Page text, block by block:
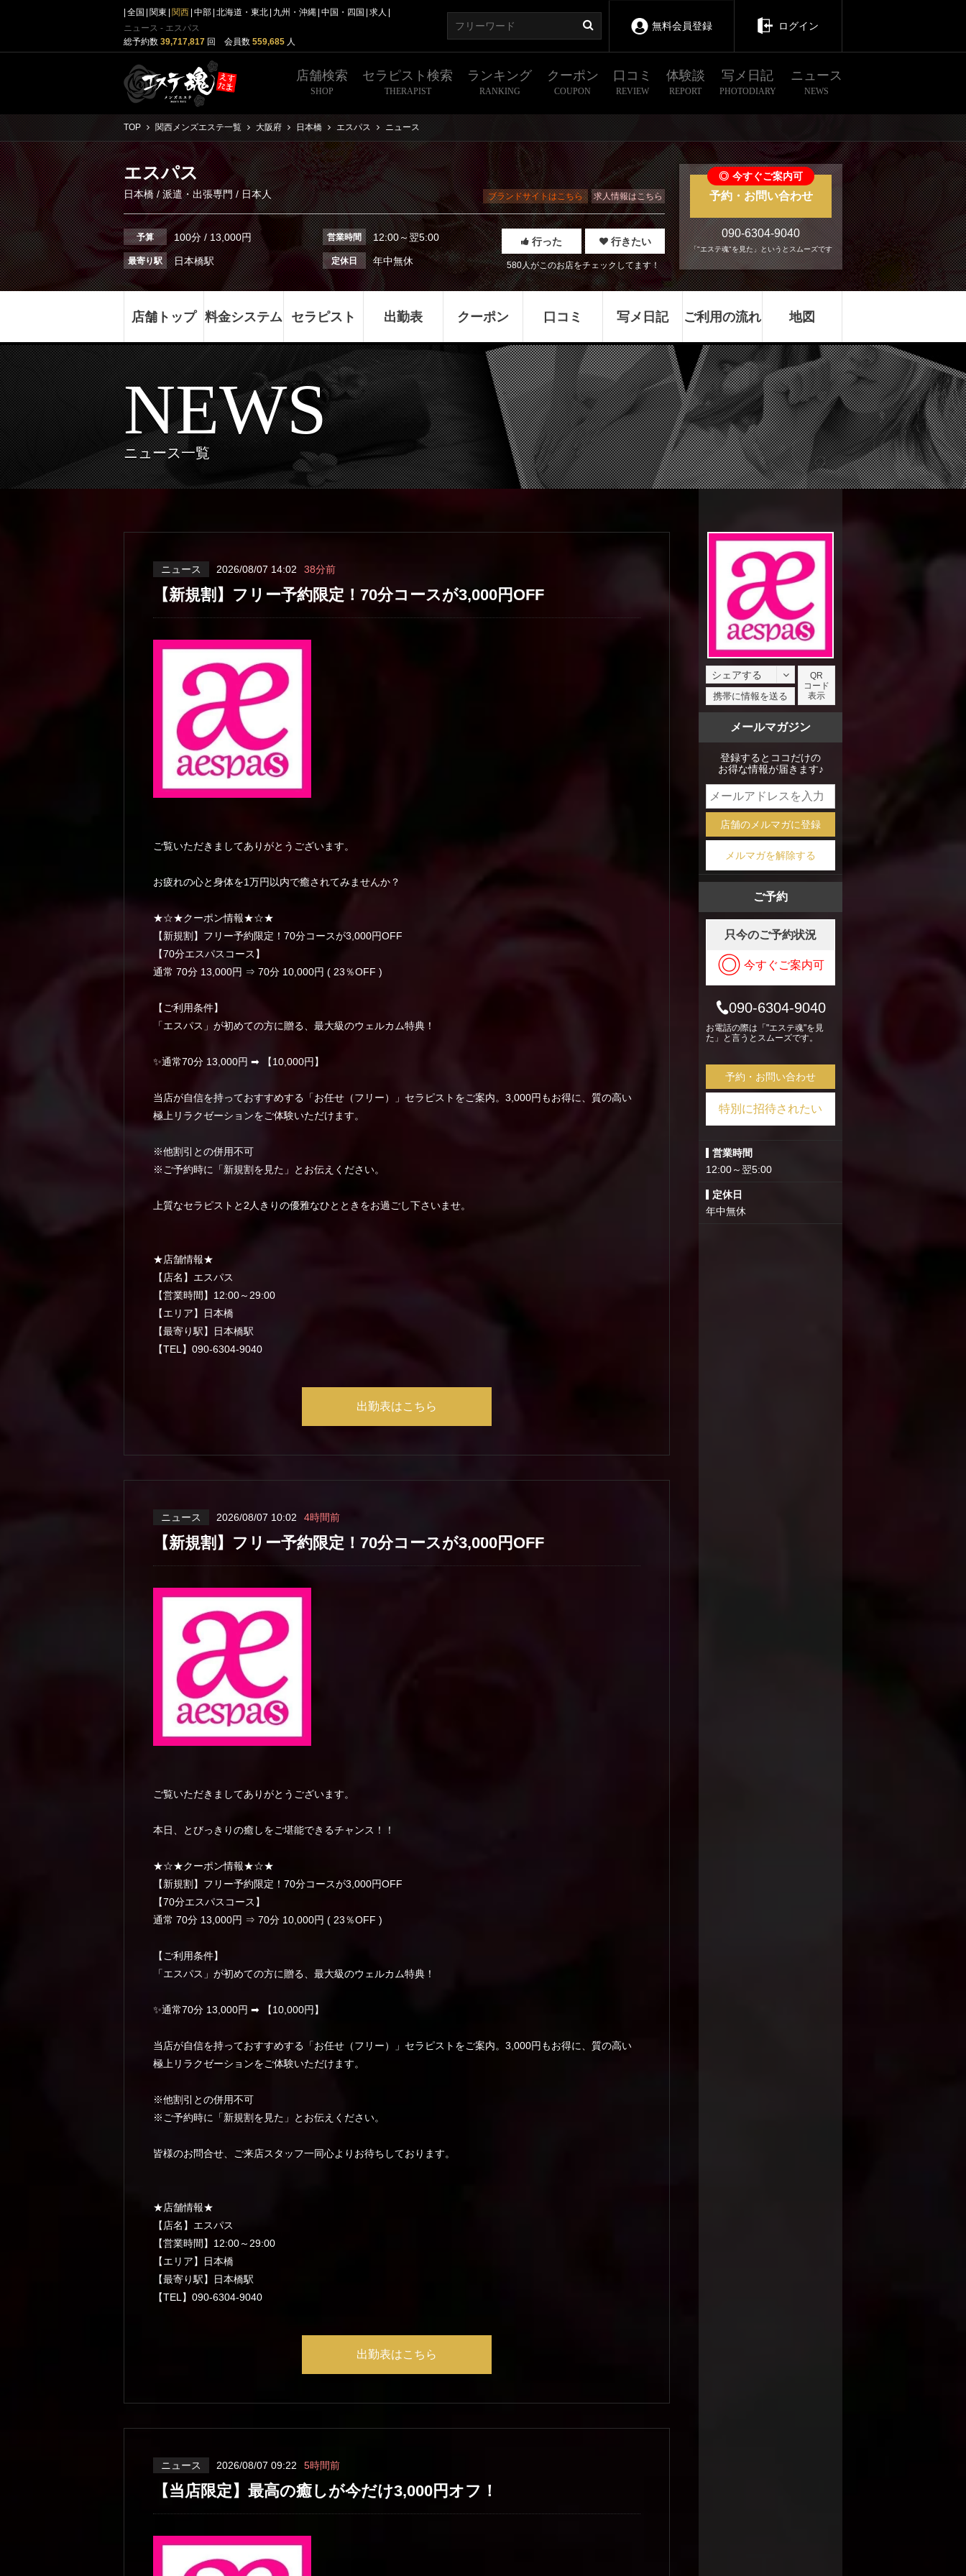
全国 関東 関西 中部 北海道・東北 九州・沖縄 中国・四国
求人
ニュース - エスパス
総予約数 39,717,817 回 会員数 559,685 人
無料会員登録 ログイン
店舗検索
SHOP
セラピスト検索
THERAPIST
ランキング
RANKING
クーポン
COUPON
口コミ
REVIEW
体験談
REPORT
写メ日記
PHOTODIARY
ニュース
NEWS
TOP 関西メンズエステ一覧 大阪府 日本橋 エスパス ニュース
エスパス
日本橋/派遣・出張専門/ 日本人
予算 100分 / 13,000円 営業時間 12:00～翌5:00
最寄り駅 日本橋駅 定休日 年中無休
行った 行きたい
580人がこのお店をチェックしてます！
ブランドサイトはこちら 求人情報はこちら
◎ 今すぐご案内可
予約・お問い合わせ
090-6304-9040
「"エステ魂"を見た」というとスムーズです
店舗トップ 料金システム セラピスト 出勤表 クーポン 口コミ 写メ日記 ご利用の流れ 地図
NEWS
ニュース一覧
ニュース 2026/08/07 14:02 38分前
【新規割】フリー予約限定！70分コースが3,000円OFF
ご覧いただきましてありがとうございます。
お疲れの心と身体を1万円以内で癒されてみませんか？
★☆★クーポン情報★☆★
【新規割】フリー予約限定！70分コースが3,000円OFF
【70分エスパスコース】
通常 70分 13,000円 ⇒ 70分 10,000円 ( 23％OFF )
【ご利用条件】
「エスパス」が初めての方に贈る、最大級のウェルカム特典！
✨通常70分 13,000円 ➡ 【10,000円】
当店が自信を持っておすすめする「お任せ（フリー）」セラピストをご案内。3,000円もお得に、質の高い
極上リラクゼーションをご体験いただけます。
※他割引との併用不可
※ご予約時に「新規割を見た」とお伝えください。
上質なセラピストと2人きりの優雅なひとときをお過ごし下さいませ。
★店舗情報★
【店名】エスパス
【営業時間】12:00～29:00
【エリア】日本橋
【最寄り駅】日本橋駅
【TEL】090-6304-9040
出勤表はこちら
ニュース 2026/08/07 10:02 4時間前
【新規割】フリー予約限定！70分コースが3,000円OFF
ご覧いただきましてありがとうございます。
本日、とびっきりの癒しをご堪能できるチャンス！！
★☆★クーポン情報★☆★
【新規割】フリー予約限定！70分コースが3,000円OFF
【70分エスパスコース】
通常 70分 13,000円 ⇒ 70分 10,000円 ( 23％OFF )
【ご利用条件】
「エスパス」が初めての方に贈る、最大級のウェルカム特典！
✨通常70分 13,000円 ➡ 【10,000円】
当店が自信を持っておすすめする「お任せ（フリー）」セラピストをご案内。3,000円もお得に、質の高い
極上リラクゼーションをご体験いただけます。
※他割引との併用不可
※ご予約時に「新規割を見た」とお伝えください。
皆様のお問合せ、ご来店スタッフ一同心よりお待ちしております。
★店舗情報★
【店名】エスパス
【営業時間】12:00～29:00
【エリア】日本橋
【最寄り駅】日本橋駅
【TEL】090-6304-9040
出勤表はこちら
ニュース 2026/08/07 09:22 5時間前
【当店限定】最高の癒しが今だけ3,000円オフ！
シェアする
facebook
携帯に情報を送る
QR
コード
表示
メールマガジン
登録するとココだけの
お得な情報が届きます♪
店舗のメルマガに登録
メルマガを解除する
ご予約
只今のご予約状況
◎ 今すぐご案内可
090-6304-9040
お電話の際は「"エステ魂"を見
た」と言うとスムーズです。
予約・お問い合わせ
特別に招待されたい
営業時間
12:00～翌5:00
定休日
年中無休